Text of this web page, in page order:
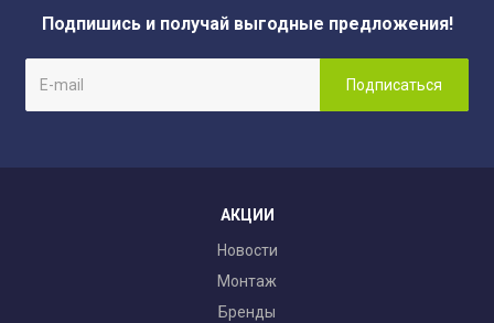
Подпишись и получай выгодные предложения!
АКЦИИ
Новости
Монтаж
Бренды